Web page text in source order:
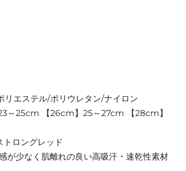
リエステル/ポリウレタン/ナイロン
～25cm 【26cm】25～27cm 【28cm】
トロングレッド
が少なく肌離れの良い高吸汗・速乾性素材